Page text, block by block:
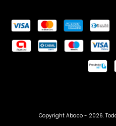
Copyright Abaco - 2026.